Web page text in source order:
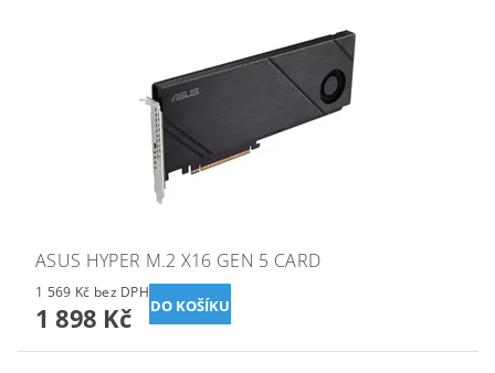
ASUS HYPER M.2 X16 GEN 5 CARD
1 569 Kč bez DPH
1 898 Kč